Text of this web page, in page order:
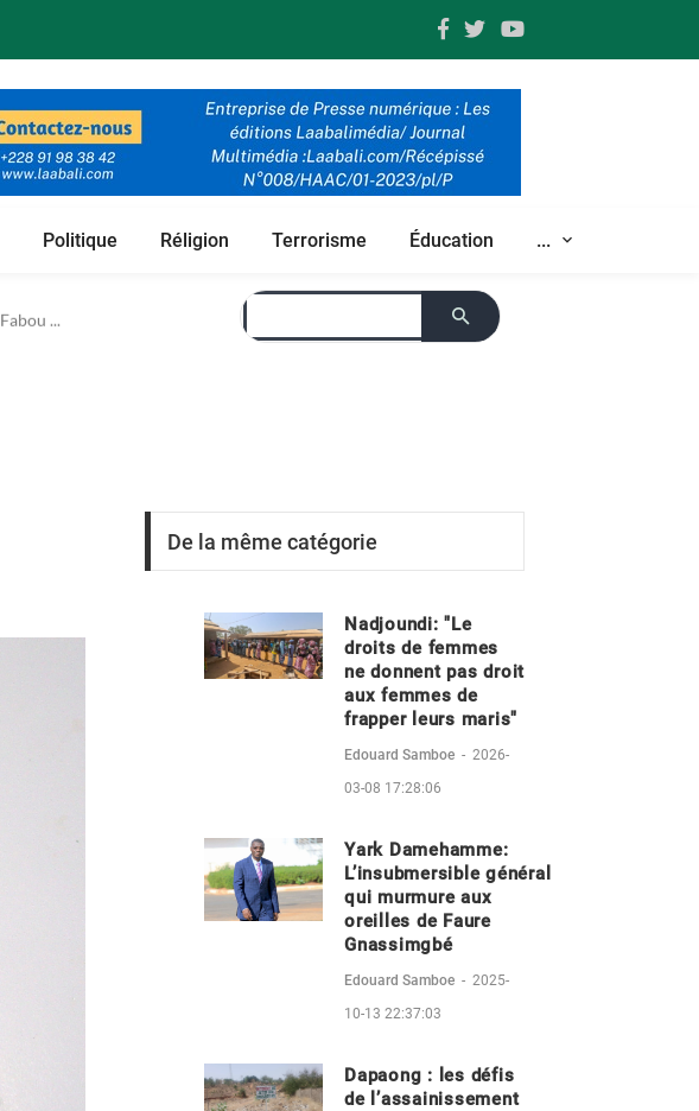
Politique Réligion Terrorisme Éducation ...
De la même catégorie
Nadjoundi: "Le
droits de femmes
ne donnent pas droit
aux femmes de
frapper leurs maris"
Edouard Samboe - 2026-
03-08 17:28:06
Yark Damehamme:
L’insubmersible général
qui murmure aux
oreilles de Faure
Gnassimgbé
Edouard Samboe - 2025-
10-13 22:37:03
Dapaong : les défis
de l’assainissement